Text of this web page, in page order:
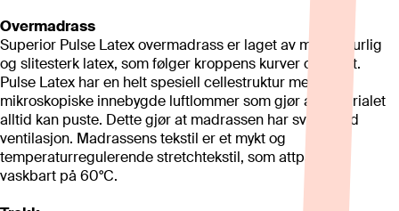
Overmadrass
Superior Pulse Latex overmadrass er laget av myk, naturlig
og slitesterk latex, som følger kroppens kurver optimalt.
Pulse Latex har en helt spesiell cellestruktur med
mikroskopiske innebygde luftlommer som gjør at materialet
alltid kan puste. Dette gjør at madrassen har svært god
ventilasjon. Madrassens tekstil er et mykt og
temperaturregulerende stretchtekstil, som attpåtil er
vaskbart på 60°C.